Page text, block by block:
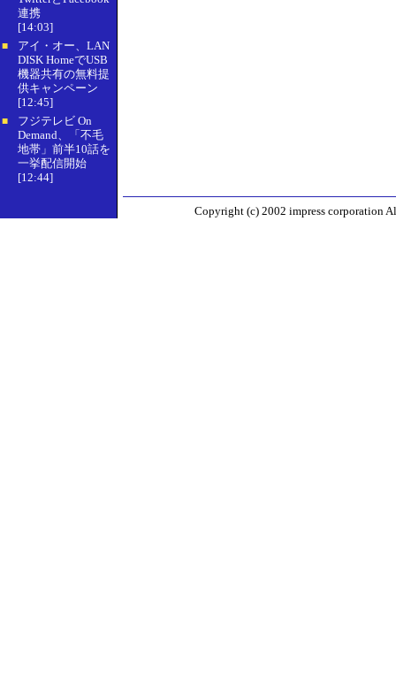
連携
[14:03]
■
アイ・オー、LAN
DISK HomeでUSB
機器共有の無料提
供キャンペーン
[12:45]
■
フジテレビ On
Demand、「不毛
地帯」前半10話を
一挙配信開始
[12:44]
Copyright (c) 2002 impress corporation